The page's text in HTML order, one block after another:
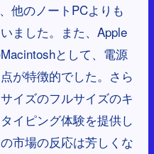
他のノートPCよりも
ました。また、Apple
として、電源
が特徴的でした。さら
イズのフルサイズのキ
イピング体験を提供し
市場の反応は芳しくな